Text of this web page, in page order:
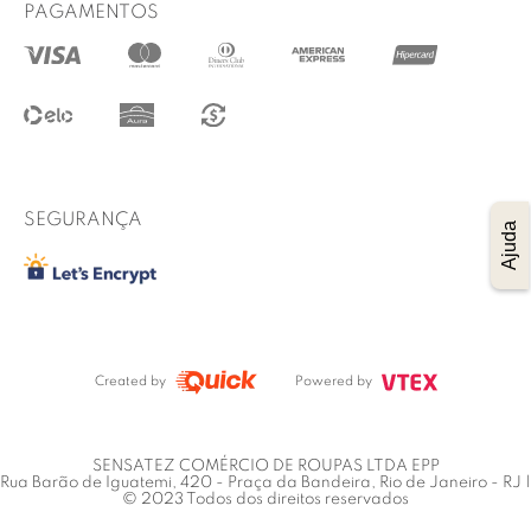
Ajuda
Regulamento das promoções
Trocas e Devoluções
PAGAMENTOS
SEGURANÇA
Created by Powered by
SENSATEZ COMÉRCIO DE ROUPAS LTDA EPP
Rua Barão de Iguatemi, 420 - Praça da Bandeira, Rio de Janeiro - RJ |
© 2023 Todos dos direitos reservados